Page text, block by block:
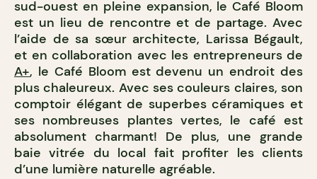
sud-ouest en pleine expansion, le Café Bloom
est un lieu de rencontre et de partage. Avec
l’aide de sa sœur architecte, Larissa Bégault,
et en collaboration avec les entrepreneurs de
A+, le Café Bloom est devenu un endroit des
plus chaleureux. Avec ses couleurs claires, son
comptoir élégant de superbes céramiques et
ses nombreuses plantes vertes, le café est
absolument charmant! De plus, une grande
baie vitrée du local fait profiter les clients
d’une lumière naturelle agréable.